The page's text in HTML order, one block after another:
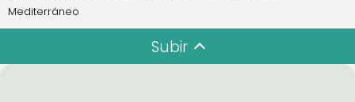
Mediterráneo
Subir